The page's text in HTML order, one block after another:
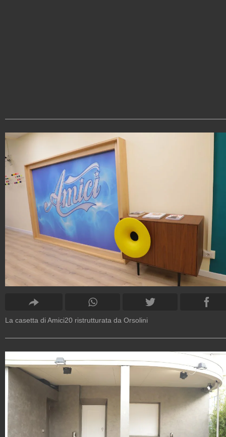
La casetta di Amici20 ristrutturata da Orsolini